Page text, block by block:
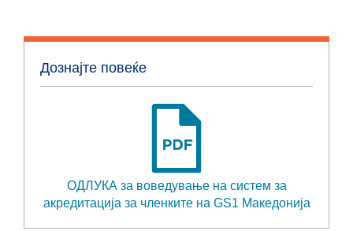
Дознајте повеќе
ОДЛУКА за воведување на систем за
акредитација за членките на GS1 Македонија